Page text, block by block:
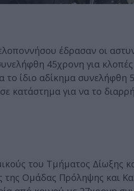
έδρασαν οι
45χρονη για
το ίδιο αδίκημα συνελήφθη
κατάστημα για να το
του Τμήματος Δίωξης
Ομάδας Πρόληψης και